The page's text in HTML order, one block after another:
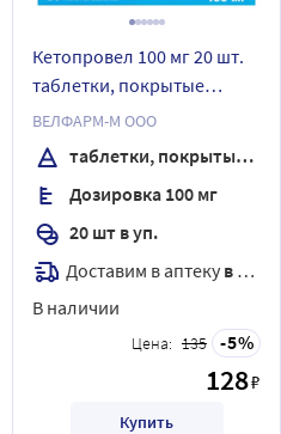
Кетопровел 100 мг 20 шт.
таблетки, покрытые
пленочной оболочкой
ВЕЛФАРМ-М ООО
таблетки, покрытые пленочной оболочкой
Дозировка 100 мг
20 шт в уп.
Доставим в аптеку в течение 7 дней
В наличии
Цена: 135 5
128₽
Купить